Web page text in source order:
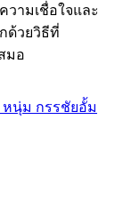
ามเชื่อใจและ
ด้วยวิธีที่
มอ
หนุ่ม กรรชัยอั้ม